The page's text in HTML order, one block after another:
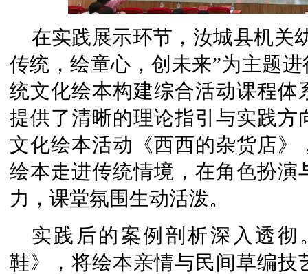
在实践展示环节，汝城县机关
传统，绘童心，创未来”为主题
统文化绘本构建综合活动课程
提供了清晰的理论指引与实践
文化绘本活动《西西的杂货店
绘本走进传统情境，在角色扮
力，课堂氛围生动活泼。
实践后的案例剖析深入透
鞋》，将绘本亲情与民间草编